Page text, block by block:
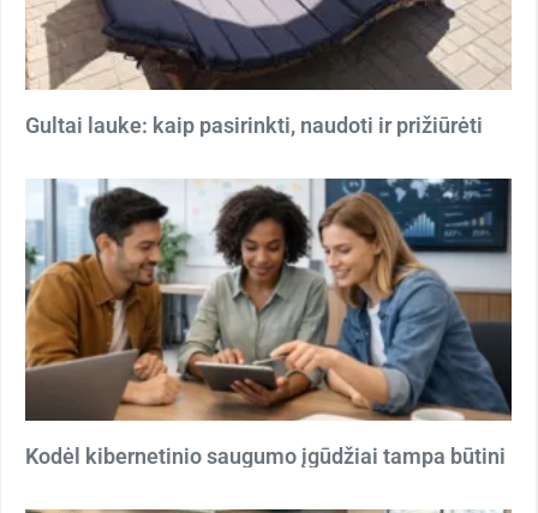
Gultai lauke: kaip pasirinkti, naudoti ir prižiūrėti
Kodėl kibernetinio saugumo įgūdžiai tampa būtini